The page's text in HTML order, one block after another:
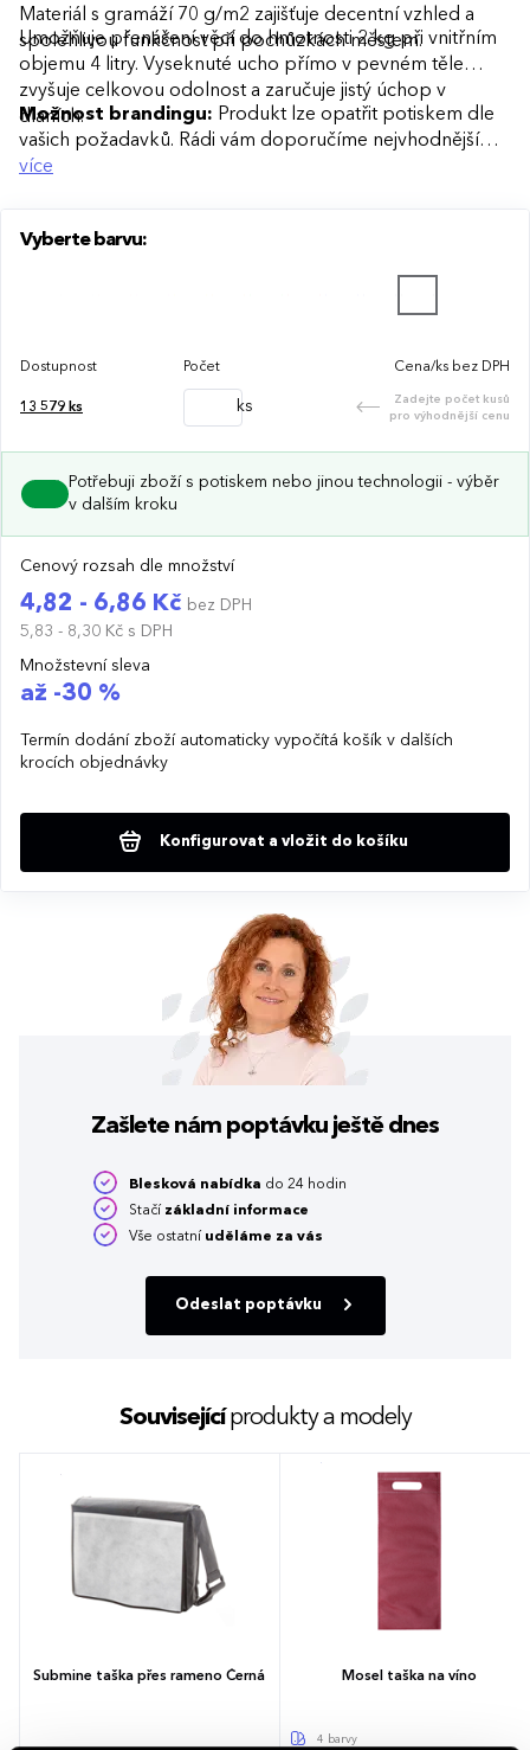
Materiál s gramáží 70 g/m2 zajišťuje decentní vzhled a
spolehlivou funkčnost při pochůzkách městem.
Umožňuje přenášení věcí do hmotnosti 2 kg při vnitřním
objemu 4 litry. Vyseknuté ucho přímo v pevném těle
zvyšuje celkovou odolnost a zaručuje jistý úchop v
dlaních.
Možnost brandingu: Produkt lze opatřit potiskem dle
vašich požadavků. Rádi vám doporučíme nejvhodnější
technologii potisku s ohledem na design i váš rozpočet.
více
Vyberte barvu:
Dostupnost Počet Cena/ks bez DPH
13 579 ks ks
Zadejte počet kusů
pro výhodnější cenu
Potřebuji zboží s potiskem nebo jinou technologii - výběr
v dalším kroku
Cenový rozsah dle množství
4,82 - 6,86 Kč bez DPH
5,83 - 8,30 Kč s DPH
Množstevní sleva
až -30 %
Termín dodání zboží automaticky vypočítá košík v dalších
krocích objednávky
Konfigurovat a vložit do košíku
Zašlete nám poptávku ještě dnes
Blesková nabídka do 24 hodin
Stačí základní informace
Vše ostatní uděláme za vás
Odeslat poptávku
Souvisejícíprodukty a modely
Submine taška přes rameno Černá Mosel taška na víno
4 barvy